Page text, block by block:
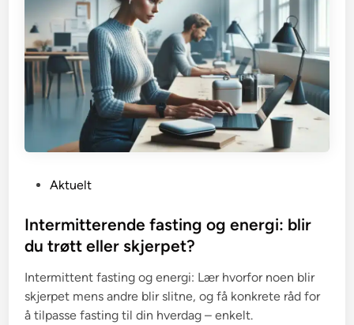
s
t
d
i
n
Aktuelt
Intermitterende fasting og energi: blir
du trøtt eller skjerpet?
Intermittent fasting og energi: Lær hvorfor noen blir
skjerpet mens andre blir slitne, og få konkrete råd for
å tilpasse fasting til din hverdag – enkelt.